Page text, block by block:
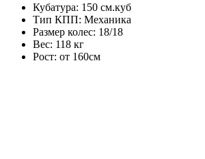
Кубатура: 150 см.куб
Тип КПП: Механика
Размер колес: 18/18
Вес: 118 кг
Рост: от 160см